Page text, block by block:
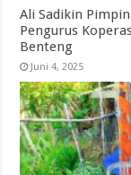
Ali Sadikin
Pengurus
Benteng
Juni 4, 2025